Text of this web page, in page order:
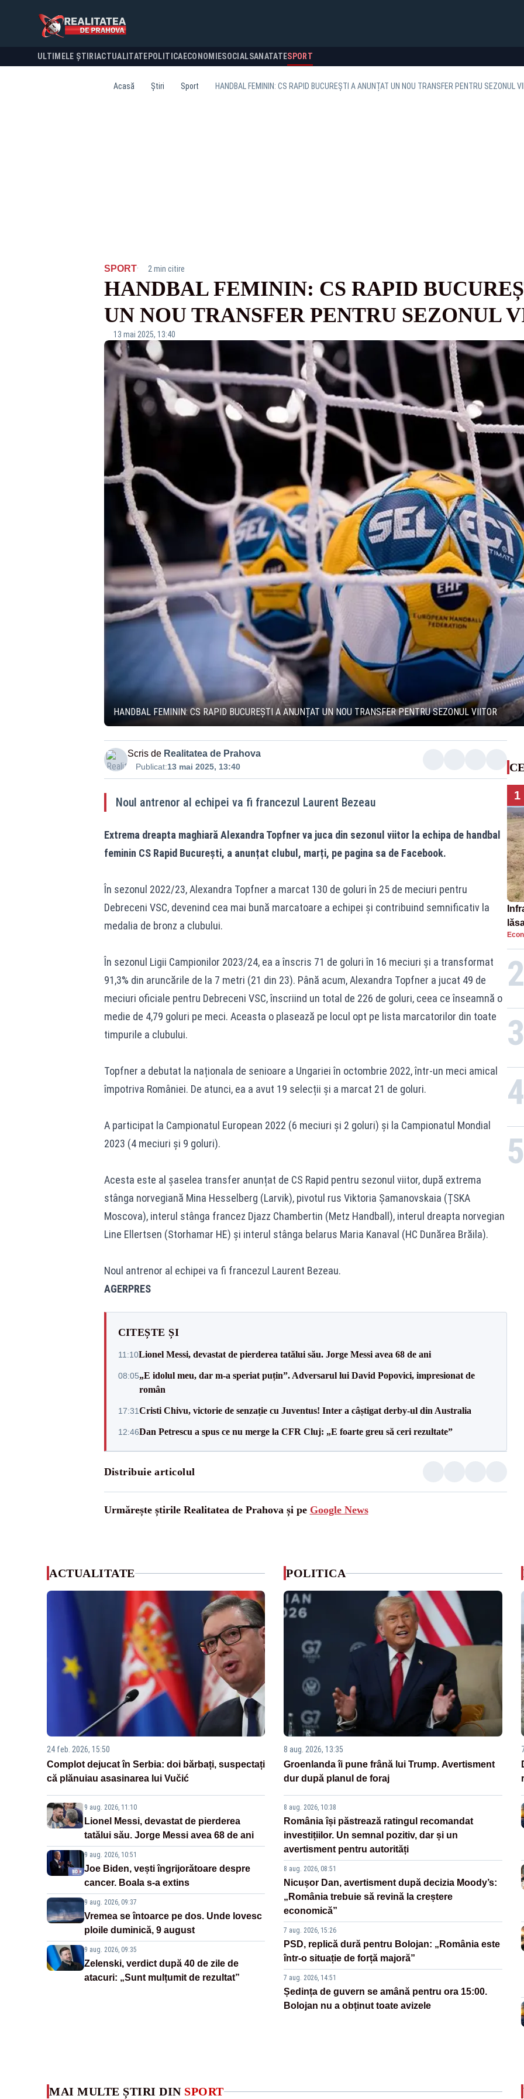
ULTIMELE ȘTIRI ACTUALITATE POLITICA ECONOMIESOCIALSANATATESPORT
Acasă Știri Sport HANDBAL FEMININ: CS RAPID BUCUREȘTI A ANUNȚAT UN NOU TRANSFER PENTRU SEZONUL
SPORT· 2 min citire
HANDBAL FEMININ: CS RAPID
UN NOU TRANSFER PENTRU SEZONUL
13 mai 2025, 13:40
HANDBAL FEMININ: CS RAPID BUCUREȘTI A ANUNȚAT UN NOU TRANSFER PENTRU SEZONUL VIITOR
Scris de Realitatea de Prahova
Publicat:13 mai 2025, 13:40
Noul antrenor al echipei va fi francezul Laurent Bezeau
Extrema dreapta maghiară Alexandra Topfner va juca din sezonul viitor la echipa de handbal
feminin CS Rapid București, a anunțat clubul, marți, pe pagina sa de Facebook.
În sezonul 2022/23, Alexandra Topfner a marcat 130 de goluri în 25 de meciuri pentru
Debreceni VSC, devenind cea mai bună marcatoare a echipei și contribuind semnificativ la
medalia de bronz a clubului.
În sezonul Ligii Campionilor 2023/24, ea a înscris 71 de goluri în 16 meciuri și a transformat
91,3% din aruncările de la 7 metri (21 din 23). Până acum, Alexandra Topfner a jucat 49 de
meciuri oficiale pentru Debreceni VSC, înscriind un total de 226 de goluri, ceea ce înseamnă o
medie de 4,79 goluri pe meci. Aceasta o plasează pe locul opt pe lista marcatorilor din toate
timpurile a clubului.
Topfner a debutat la naționala de senioare a Ungariei în octombrie 2022, într-un meci amical
împotriva României. De atunci, ea a avut 19 selecții și a marcat 21 de goluri.
A participat la Campionatul European 2022 (6 meciuri și 2 goluri) și la Campionatul Mondial
2023 (4 meciuri și 9 goluri).
Acesta este al șaselea transfer anunțat de CS Rapid pentru sezonul viitor, după extrema
stânga norvegiană Mina Hesselberg (Larvik), pivotul rus Viktoria Șamanovskaia (ȚSKA
Moscova), interul stânga francez Djazz Chambertin (Metz Handball), interul dreapta norvegian
Line Ellertsen (Storhamar HE) și interul stânga belarus Maria Kanaval (HC Dunărea Brăila).
Noul antrenor al echipei va fi francezul Laurent Bezeau.
AGERPRES
CITEȘTE ȘI
11:10Lionel Messi, devastat de pierderea tatălui său. Jorge Messi avea 68 de ani
08:05„E idolul meu, dar m-a speriat puțin”. Adversarul lui David Popovici, impresionat de
român
17:31Cristi Chivu, victorie de senzație cu Juventus! Inter a câștigat derby-ul din Australia
12:46Dan Petrescu a spus ce nu merge la CFR Cluj: „E foarte greu să ceri rezultate”
Distribuie articolul
Urmărește știrile Realitatea de Prahova și pe Google News
1
2
3
4
5
ACTUALITATE
24 feb. 2026, 15:50
Complot dejucat în Serbia: doi bărbați, suspectați
că plănuiau asasinarea lui Vučić
9 aug. 2026, 11:10
Lionel Messi, devastat de pierderea
tatălui său. Jorge Messi avea 68 de ani
9 aug. 2026, 10:51
Joe Biden, vești îngrijorătoare despre
cancer. Boala s-a extins
9 aug. 2026, 09:37
Vremea se întoarce pe dos. Unde lovesc
ploile duminică, 9 august
9 aug. 2026, 09:35
Zelenski, verdict după 40 de zile de
atacuri: „Sunt mulțumit de rezultat”
POLITICA
8 aug. 2026, 13:35
Groenlanda îi pune frână lui Trump. Avertisment
dur după planul de foraj
8 aug. 2026, 10:38
România își păstrează ratingul recomandat
investițiilor. Un semnal pozitiv, dar și un
avertisment pentru autorități
8 aug. 2026, 08:51
Nicușor Dan, avertisment după decizia Moody’s:
„România trebuie să revină la creștere
economică”
7 aug. 2026, 15:26
PSD, replică dură pentru Bolojan: „România este
într-o situație de forță majoră”
7 aug. 2026, 14:51
Ședința de guvern se amână pentru ora 15:00.
Bolojan nu a obținut toate avizele
MAI MULTE ȘTIRI DIN SPORT